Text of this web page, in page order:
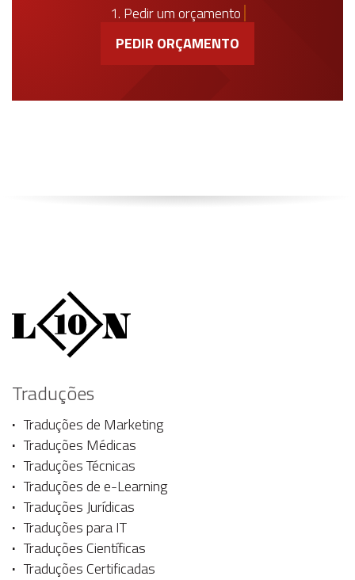
1. Pedir um orçamento
PEDIR ORÇAMENTO
Traduções
Traduções de Marketing
Traduções Médicas
Traduções Técnicas
Traduções de e-Learning
Traduções Jurídicas
Traduções para IT
Traduções Científicas
Traduções Certificadas